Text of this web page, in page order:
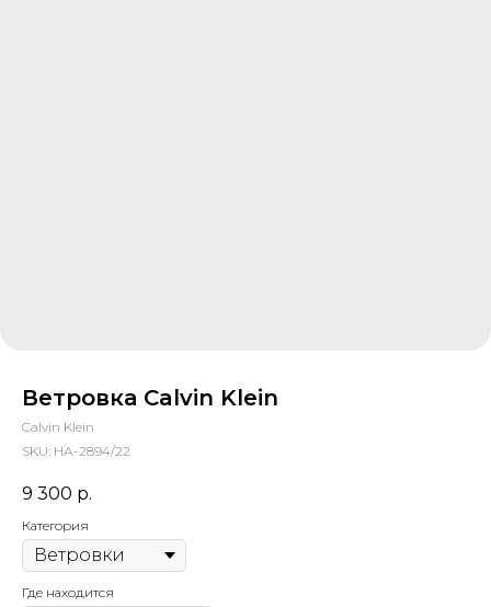
Ветровка Calvin Klein
Calvin Klein
SKU: НА-2894/22
9 300 р.
Категория
Где находится